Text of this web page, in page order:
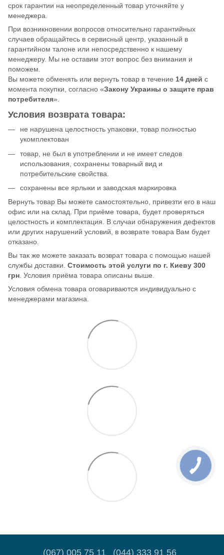
срок гарантии на неопределенный товар уточняйте у
менеджера.
При возникновении вопросов относительно гарантийных
случаев обращайтесь в сервисный центр, указанный в
гарантийном талоне или непосредственно к нашему
менеджеру. Мы не оставим этот вопрос без внимания и
поможем.
Вы можете обменять или вернуть товар в течение 14 дней с
момента покупки, согласно «Закону Украины о защите прав
потребителя».
Условия возврата товара:
не нарушена целостность упаковки, товар полностью
укомплектован
товар, не был в употреблении и не имеет следов
использования, сохранены товарный вид и
потребительские свойства.
сохранены все ярлыки и заводская маркировка
Вернуть товар Вы можете самостоятельно, привезти его в наш
офис или на склад. При приёме товара, будет проверяться
целостность и комплектация. В случаи обнаружения дефектов
или других нарушений условий, в возврате товара Вам будет
отказано.
Вы так же можете заказать возврат товара с помощью нашей
службы доставки. Стоимость этой услуги по г. Киеву 300
грн. Условия приёма товара описаны выше.
Условия обмена товара оговариваются индивидуально с
менеджерами магазина.
(067) 005 75 11 (044) 333 91 56